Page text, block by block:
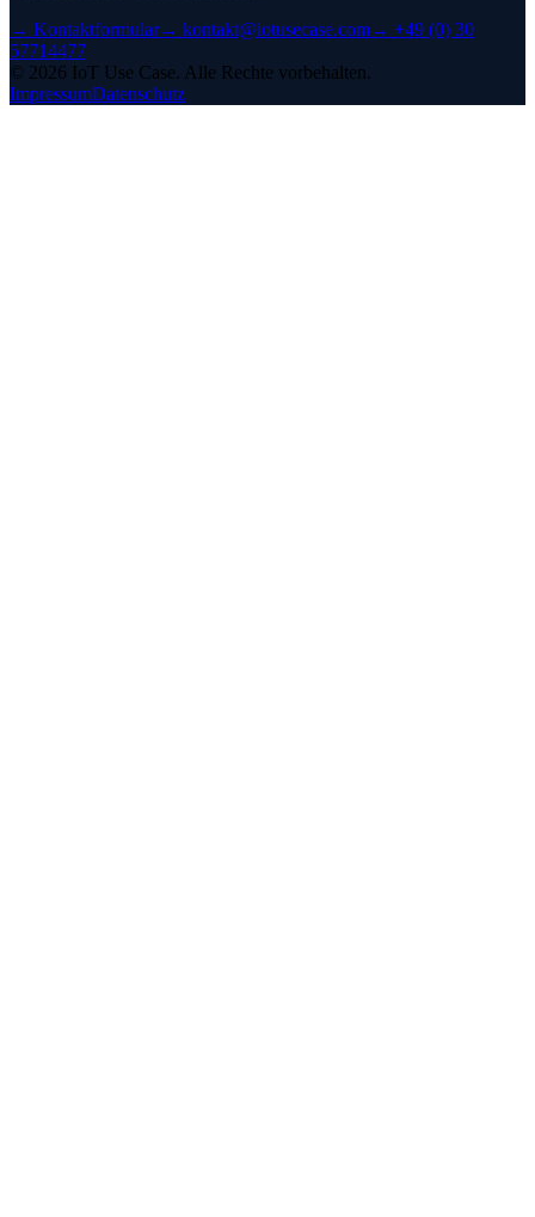
→ Kontaktformular→ kontakt@iotusecase.com→ +49 (0) 30
57714477
© 2026 IoT Use Case. Alle Rechte vorbehalten.
ImpressumDatenschutz